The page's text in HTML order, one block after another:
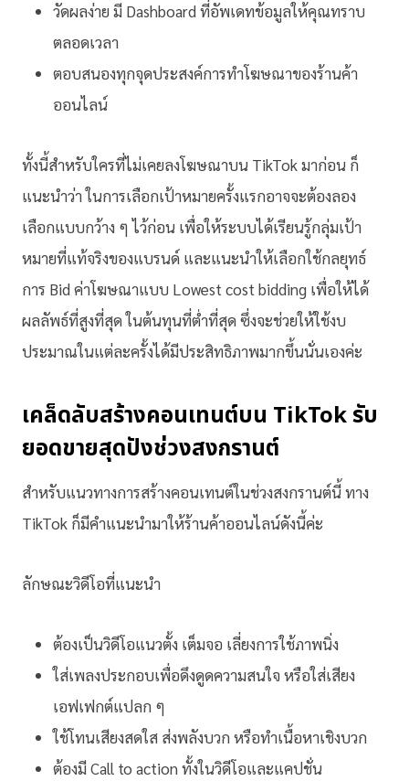
วัดผลง่าย มี Dashboard ที่อัพเดทข้อมูลให้คุณทราบ
ตลอดเวลา
ตอบสนองทุกจุดประสงค์การทำโฆษณาของร้านค้า
ออนไลน์
ทั้งนี้สำหรับใครที่ไม่เคยลงโฆษณาบน TikTok มาก่อน ก็
แนะนำว่า ในการเลือกเป้าหมายครั้งแรกอาจจะต้องลอง
เลือกแบบกว้าง ๆ ไว้ก่อน เพื่อให้ระบบได้เรียนรู้กลุ่มเป้า
หมายที่แท้จริงของแบรนด์ และแนะนำให้เลือกใช้กลยุทธ์
การ Bid ค่าโฆษณาแบบ Lowest cost bidding เพื่อให้ได้
ผลลัพธ์ที่สูงที่สุด ในต้นทุนที่ต่ำที่สุด ซึ่งจะช่วยให้ใช้งบ
ประมาณในแต่ละครั้งได้มีประสิทธิภาพมากขึ้นนั่นเองค่ะ
เคล็ดลับสร้างคอนเทนต์บน TikTok รับ
ยอดขายสุดปังช่วงสงกรานต์
สำหรับแนวทางการสร้างคอนเทนต์ในช่วงสงกรานต์นี้ ทาง
TikTok ก็มีคำแนะนำมาให้ร้านค้าออนไลน์ดังนี้ค่ะ
ลักษณะวิดีโอที่แนะนำ
ต้องเป็นวิดีโอแนวตั้ง เต็มจอ เลี่ยงการใช้ภาพนิ่ง
ใส่เพลงประกอบเพื่อดึงดูดความสนใจ หรือใส่เสียง
เอฟเฟกต์แปลก ๆ
ใช้โทนเสียงสดใส ส่งพลังบวก หรือทำเนื้อหาเชิงบวก
ต้องมี Call to action ทั้งในวิดีโอและแคปชั่น